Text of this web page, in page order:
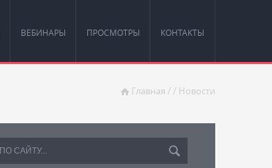
ВЕБИНАРЫ ПРОСМОТРЫ КОНТАКТЫ
Главная / / Новости